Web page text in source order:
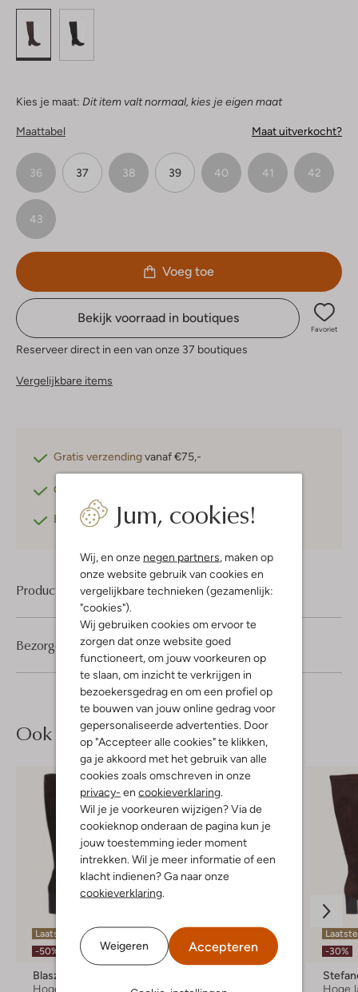
Jum, cookies!
Wij, en onze negen partners , maken op
onze website gebruik van cookies en
vergelijkbare technieken (gezamenlijk:
"cookies").
Wij gebruiken cookies om ervoor te
zorgen dat onze website goed
functioneert, om jouw voorkeuren op
te slaan, om inzicht te verkrijgen in
bezoekersgedrag en om een profiel op
te bouwen van jouw online gedrag voor
gepersonaliseerde advertenties. Door
op "Accepteer alle cookies" te klikken,
ga je akkoord met het gebruik van alle
cookies zoals omschreven in onze
privacy- en cookieverklaring
Wil je je voorkeuren wijzigen? Via de
cookieknop onderaan de pagina kun je
jouw toestemming ieder moment
intrekken. Wil je meer informatie of een
klacht indienen? Ga naar onze
cookieverklaring
Weigeren Accepteren
Kies je maat: Dit item valt normaal, kies je eigen maat
Maattabel Maat uitverkocht?
36 37 38 39 40 41 42
43
Voeg toe
Bekijk voorraad in boutiques
Favoriet
Reserveer direct in een van onze 37 boutiques
Vergelijkbare items
Gratis verzendingvanaf €75,-
Gratis retourneren
Betaal achterafmet Klarna
Product informatie
Bezorgen & retourneren
Ook iets voor jou?
Laatste maten
-50%
Blasz
Hoge laarzen
-30%
Hoge laarzen
-30%
Hoge